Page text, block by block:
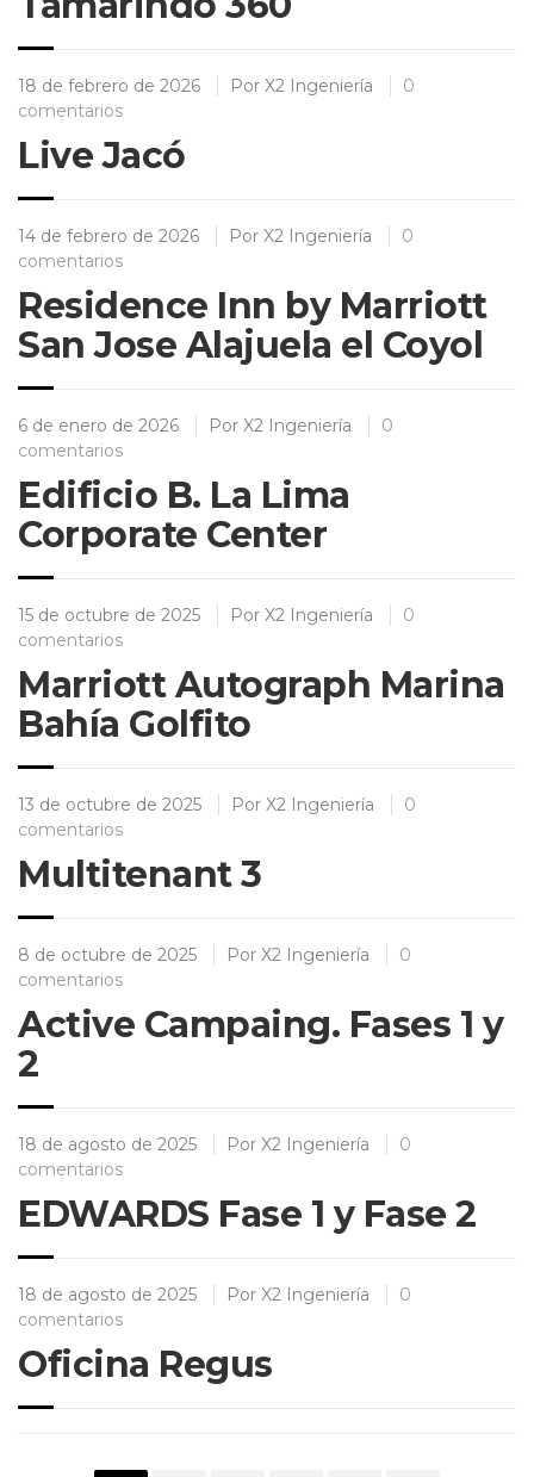
18 de febrero de 2026 Por X2 Ingeniería
0
comentarios
Live Jacó
14 de febrero de 2026 Por X2 Ingeniería
0
comentarios
Residence Inn by Marriott
San Jose Alajuela el Coyol
6 de enero de 2026 Por X2 Ingeniería
0
comentarios
Edificio B. La Lima
Corporate Center
15 de octubre de 2025 Por X2 Ingeniería
0
comentarios
Marriott Autograph Marina
Bahía Golfito
13 de octubre de 2025 Por X2 Ingeniería
0
comentarios
Multitenant 3
8 de octubre de 2025 Por X2 Ingeniería
0
comentarios
Active Campaing. Fases 1 y
2
18 de agosto de 2025 Por X2 Ingeniería
0
comentarios
EDWARDS Fase 1 y Fase 2
18 de agosto de 2025 Por X2 Ingeniería
0
comentarios
Oficina Regus